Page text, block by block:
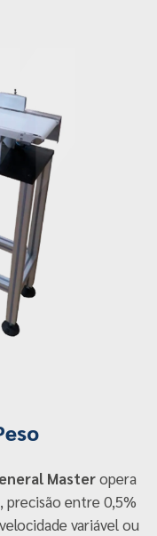
Masteropera
precisão entre 0,5%
variável ou